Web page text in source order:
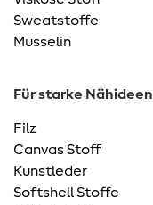
Sweatstoffe
Musselin
Für starke Nähideen
Filz
Canvas Stoff
Kunstleder
Softshell Stoffe